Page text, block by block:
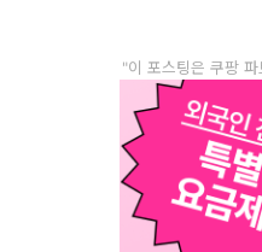
"이 포스팅은 쿠팡